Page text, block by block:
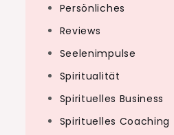
Persönliches
Reviews
Seelenimpulse
Spiritualität
Spirituelles Business
Spirituelles Coaching